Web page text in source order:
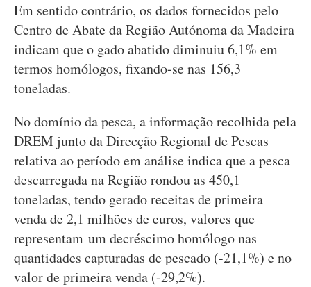
Em sentido contrário, os dados fornecidos pelo
Centro de Abate da Região Autónoma da Madeira
indicam que o gado abatido diminuiu 6,1% em
termos homólogos, fixando-se nas 156,3
toneladas.
No domínio da pesca, a informação recolhida pela
DREM junto da Direcção Regional de Pescas
relativa ao período em análise indica que a pesca
descarregada na Região rondou as 450,1
toneladas, tendo gerado receitas de primeira
venda de 2,1 milhões de euros, valores que
representam um decréscimo homólogo nas
quantidades capturadas de pescado (-21,1%) e no
valor de primeira venda (-29,2%).